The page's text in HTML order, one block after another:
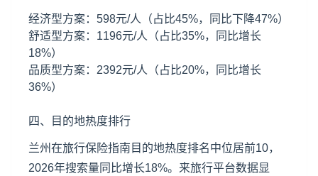
经济型方案：598元/人（占比45%，同比下降47%）
舒适型方案：1196元/人（占比35%，同比增长
18%）
品质型方案：2392元/人（占比20%，同比增长
36%）
四、目的地热度排行
兰州在旅行保险指南目的地热度排名中位居前10，
2026年搜索量同比增长18%。来旅行平台数据显